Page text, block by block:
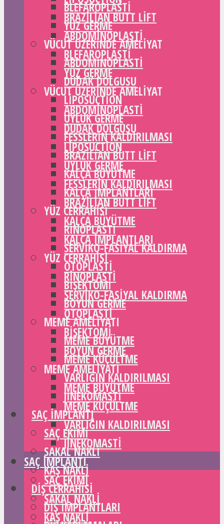
BLEFAROPLASTI
YÜZ GERME
VÜCUT ÜZERINDE AMELIYAT
ABDOMINOPLASTI
DUDAK DOLGUSU
LIPOSUCTION
UYLUK GERME
FESSLERIN KALDIRILMASI
BRAZILIAN BUTT LIFT
KALÇA BÜYÜTME
KALÇA IMPLANTLARI
YÜZ CERRAHISI
RINOPLASTI
SERVIKO-FASIYAL KALDIRMA
OTOPLASTI
BIŞEKTOMI
BOYUN GERME
MEME AMELIYATI
MEME BÜYÜTME
MEME KÜÇÜLTME
VARLIĞIN KALDIRILMASI
JINEKOMASTI
SAÇ IMPLANTI
SAÇ EKIMI
SAKAL NAKLI
KAŞ NAKLI
DIŞ CERRAHISI
DIŞ IMPLANTLARI
BRAZILIAN BUTT LIFT
ABDOMINOPLASTI
BLEFAROPLASTI
YÜZ GERME
VÜCUT ÜZERINDE AMELIYAT
ABDOMINOPLASTI
DUDAK DOLGUSU
LIPOSUCTION
UYLUK GERME
FESSLERIN KALDIRILMASI
BRAZILIAN BUTT LIFT
KALÇA BÜYÜTME
KALÇA IMPLANTLARI
YÜZ CERRAHISI
RINOPLASTI
SERVIKO-FASIYAL KALDIRMA
OTOPLASTI
BIŞEKTOMI
BOYUN GERME
MEME AMELIYATI
MEME BÜYÜTME
MEME KÜÇÜLTME
VARLIĞIN KALDIRILMASI
JINEKOMASTI
SAÇ IMPLANTI
SAÇ EKIMI
SAKAL NAKLI
KAŞ NAKLI